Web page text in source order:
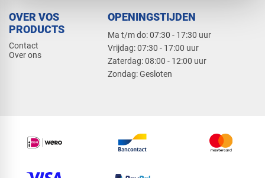
OVER VOS
PRODUCTS
Contact
Over ons
OPENINGSTIJDEN
Ma t/m do: 07:30 - 17:30 uur
​Vrijdag: 07:30 - 17:00 uur
​Zaterdag: 08:00 - 12:00 uur
​Zondag: Gesloten